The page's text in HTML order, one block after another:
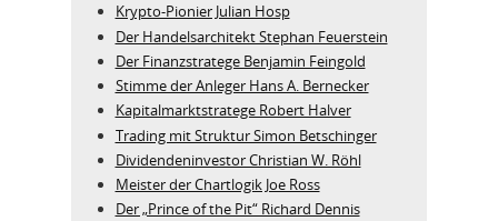
Krypto-Pionier Julian Hosp
Der Handelsarchitekt Stephan Feuerstein
Der Finanzstratege Benjamin Feingold
Stimme der Anleger Hans A. Bernecker
Kapitalmarktstratege Robert Halver
Trading mit Struktur Simon Betschinger
Dividendeninvestor Christian W. Röhl
Meister der Chartlogik Joe Ross
Der „Prince of the Pit“ Richard Dennis